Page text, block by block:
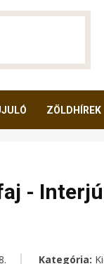
ZÖLDHÍREK
-
Kategória: